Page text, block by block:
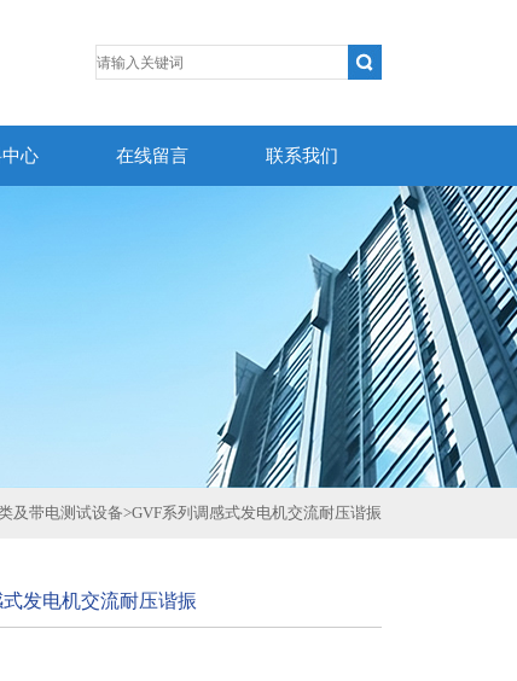
心 在线留言 联系我们
及带电测试设备>GVF系列调感式发电机交流耐压谐振
发电机交流耐压谐振